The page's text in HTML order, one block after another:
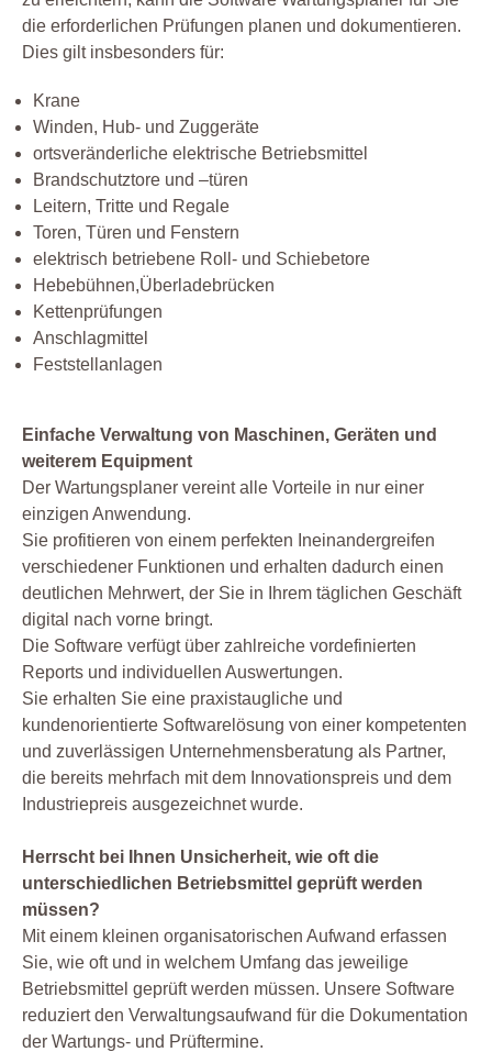
die erforderlichen Prüfungen planen und dokumentieren.
Dies gilt insbesonders für:
Krane
Winden, Hub- und Zuggeräte
ortsveränderliche elektrische Betriebsmittel
Brandschutztore und –türen
Leitern, Tritte und Regale
Toren, Türen und Fenstern
elektrisch betriebene Roll- und Schiebetore
Hebebühnen,Überladebrücken
Kettenprüfungen
Anschlagmittel
Feststellanlagen
Einfache Verwaltung von Maschinen, Geräten und
weiterem Equipment
Der Wartungsplaner vereint alle Vorteile in nur einer
einzigen Anwendung.
Sie profitieren von einem perfekten Ineinandergreifen
verschiedener Funktionen und erhalten dadurch einen
deutlichen Mehrwert, der Sie in Ihrem täglichen Geschäft
digital nach vorne bringt.
Die Software verfügt über zahlreiche vordefinierten
Reports und individuellen Auswertungen.
Sie erhalten Sie eine praxistaugliche und
kundenorientierte Softwarelösung von einer kompetenten
und zuverlässigen Unternehmensberatung als Partner,
die bereits mehrfach mit dem Innovationspreis und dem
Industriepreis ausgezeichnet wurde.
Herrscht bei Ihnen Unsicherheit, wie oft die
unterschiedlichen Betriebsmittel geprüft werden
müssen?
Mit einem kleinen organisatorischen Aufwand erfassen
Sie, wie oft und in welchem Umfang das jeweilige
Betriebsmittel geprüft werden müssen. Unsere Software
reduziert den Verwaltungsaufwand für die Dokumentation
der Wartungs- und Prüftermine.